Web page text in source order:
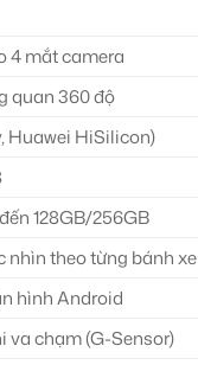
4 mắt camera
quan 360 độ
Huawei HiSilicon)
128GB/256GB
nhìn theo từng bánh xe
hình Android
va chạm (G-Sensor)